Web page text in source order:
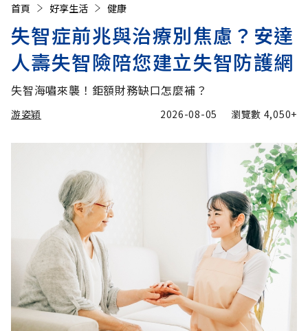
首頁 好享生活 健康
失智症前兆與治療別焦慮？安達
人壽失智險陪您建立失智防護網
失智海嘯來襲！鉅額財務缺口怎麼補？
游姿穎 2026-08-05 瀏覽數 4,050+